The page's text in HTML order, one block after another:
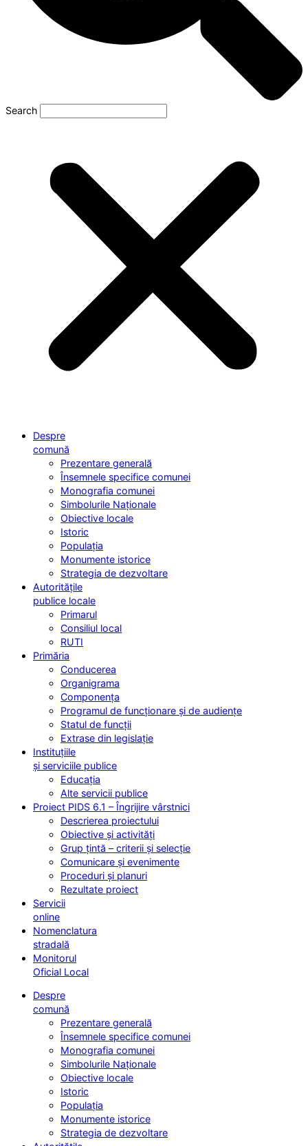
Search
Despre
comună
Prezentare generală
Însemnele specifice comunei
Monografia comunei
Simbolurile Naționale
Obiective locale
Istoric
Populația
Monumente istorice
Strategia de dezvoltare
Autoritățile
publice locale
Primarul
Consiliul local
RUTI
Primăria
Conducerea
Organigrama
Componența
Programul de funcționare și de audiențe
Statul de funcții
Extrase din legislație
Instituțiile
și serviciile publice
Educația
Alte servicii publice
Proiect PIDS 6.1 – Îngrijire vârstnici
Descrierea proiectului
Obiective și activități
Grup țintă – criterii și selecție
Comunicare și evenimente
Proceduri și planuri
Rezultate proiect
Servicii
online
Nomenclatura
stradală
Monitorul
Oficial Local
Despre
comună
Prezentare generală
Însemnele specifice comunei
Monografia comunei
Simbolurile Naționale
Obiective locale
Istoric
Populația
Monumente istorice
Strategia de dezvoltare